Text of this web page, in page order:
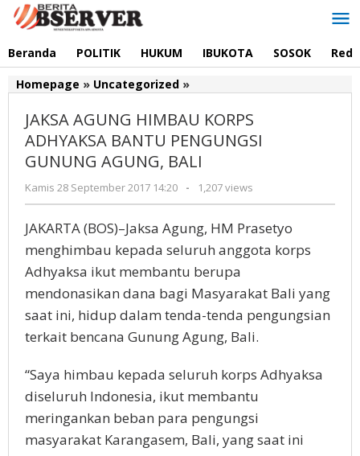
Lewati
Beranda POLITIK HUKUM IBUKOTA SOSOK
Homepage » Uncategorized »JAKSA
HIMBAU
KORPS
ADHYAKSA
BANTU
PENGUNGSI
GUNUNG
BALI
JAKSA AGUNG HIMBAU KORPS
ADHYAKSA BANTU PENGUNGSI
GUNUNG AGUNG, BALI
Kamis 28 September 2017 14:20
oleh
Redaksi
- 1,207 views
JAKARTA (BOS)–Jaksa Agung, HM Prasetyo
menghimbau kepada seluruh anggota korps
Adhyaksa ikut membantu berupa
mendonasikan dana bagi Masyarakat Bali yang
saat ini, hidup dalam tenda-tenda pengungsian
terkait bencana Gunung Agung, Bali.
“Saya himbau kepada seluruh korps Adhyaksa
diseluruh Indonesia, ikut membantu
meringankan beban para pengungsi
masyarakat Karangasem, Bali, yang saat ini